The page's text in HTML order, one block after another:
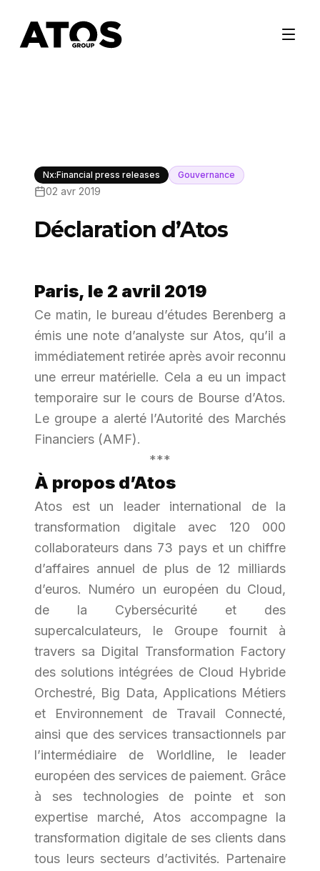
Nx:Financial press releases Gouvernance
02 avr 2019
Déclaration d’Atos
Paris, le 2 avril 2019
Ce matin, le bureau d’études Berenberg a
émis une note d’analyste sur Atos, qu’il a
immédiatement retirée après avoir reconnu
une erreur matérielle. Cela a eu un impact
temporaire sur le cours de Bourse d’Atos.
Le groupe a alerté l’Autorité des Marchés
Financiers (AMF).
***
À propos d’Atos
Atos est un leader international de la
transformation digitale avec 120 000
collaborateurs dans 73 pays et un chiffre
d’affaires annuel de plus de 12 milliards
d’euros. Numéro un européen du Cloud,
de la Cybersécurité et des
supercalculateurs, le Groupe fournit à
travers sa Digital Transformation Factory
des solutions intégrées de Cloud Hybride
Orchestré, Big Data, Applications Métiers
et Environnement de Travail Connecté,
ainsi que des services transactionnels par
l’intermédiaire de Worldline, le leader
européen des services de paiement. Grâce
à ses technologies de pointe et son
expertise marché, Atos accompagne la
transformation digitale de ses clients dans
tous leurs secteurs d’activités. Partenaire